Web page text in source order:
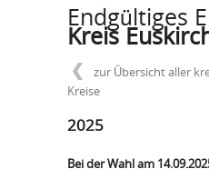
Endgültiges
Kreis
zur Übersicht aller
Kreise
2025
Bei der Wahl am